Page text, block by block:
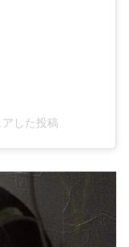
した投稿